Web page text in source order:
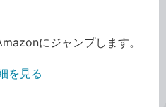
にジャンプします。
を見る